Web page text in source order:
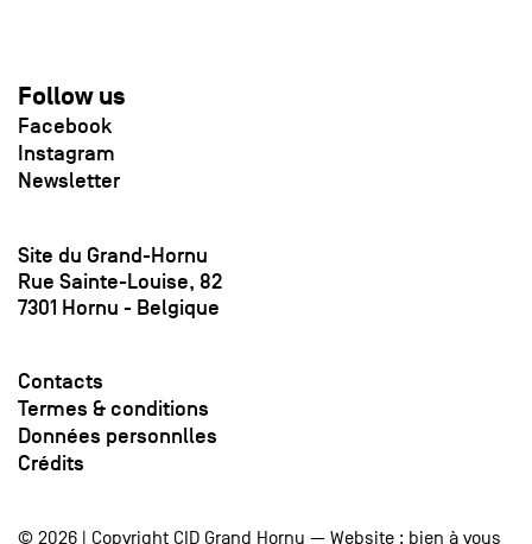
Follow us
Facebook
Instagram
Newsletter
Site du Grand-Hornu
Rue Sainte-Louise, 82
7301 Hornu - Belgique
Contacts
Termes & conditions
Données personnlles
Crédits
© 2026 | Copyright CID Grand Hornu — Website : bien à vous